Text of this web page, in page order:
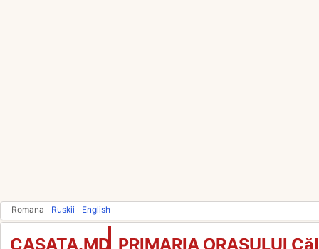
Romana Ruskii English
CASATA.MD PRIMARIA ORASULUI